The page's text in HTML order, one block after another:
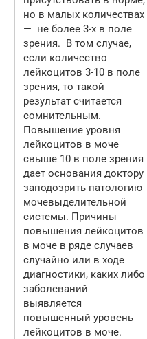
но в малых количествах
— не более 3-х в поле
зрения. В том случае,
если количество
лейкоцитов 3-10 в поле
зрения, то такой
результат считается
сомнительным.
Повышение уровня
лейкоцитов в моче
свыше 10 в поле зрения
дает основания доктору
заподозрить патологию
мочевыделительной
системы. Причины
повышения лейкоцитов
в моче в ряде случаев
случайно или в ходе
диагностики, каких либо
заболеваний
выявляется
повышенный уровень
лейкоцитов в моче.